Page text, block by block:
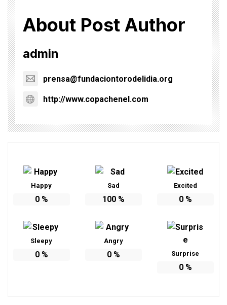
About Post Author
admin
prensa@fundaciontorodelidia.org
http://www.copachenel.com
Happy
0%
Sad
100%
Excited
0%
Sleepy
0%
Angry
0% Surprise
0%